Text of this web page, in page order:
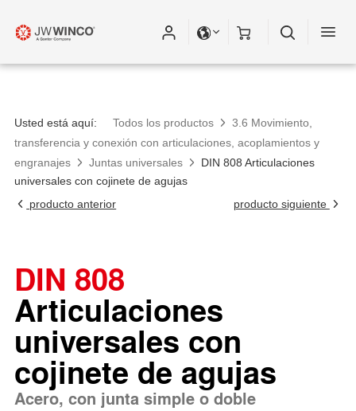
Usted está aquí: Todos los productos
3.6 Movimiento,
transferencia y conexión con articulaciones, acoplamientos y
engranajes
Juntas universales
DIN 808 Articulaciones
universales con cojinete de agujas
producto anterior
producto siguiente
DIN 808
Articulaciones
universales con
cojinete de agujas
Acero, con junta simple o doble